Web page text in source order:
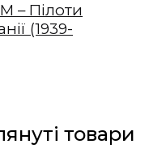
– Пілоти
(1939-
товари